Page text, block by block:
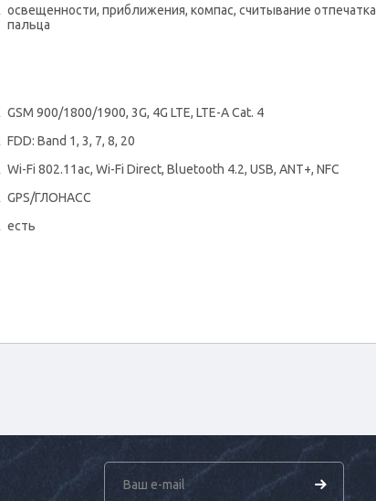
освещенности, приближения, компас, считывание отпечатка
пальца
GSM 900/1800/1900, 3G, 4G LTE, LTE-A Cat. 4
FDD: Band 1, 3, 7, 8, 20
Wi-Fi 802.11ac, Wi-Fi Direct, Bluetooth 4.2, USB, ANT+, NFC
GPS/ГЛОНАСС
есть